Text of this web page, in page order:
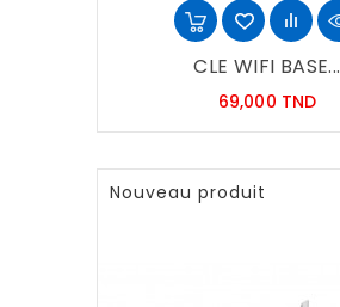
CLE WIFI BASE...
69,000 TNDPrix
Nouveau produit